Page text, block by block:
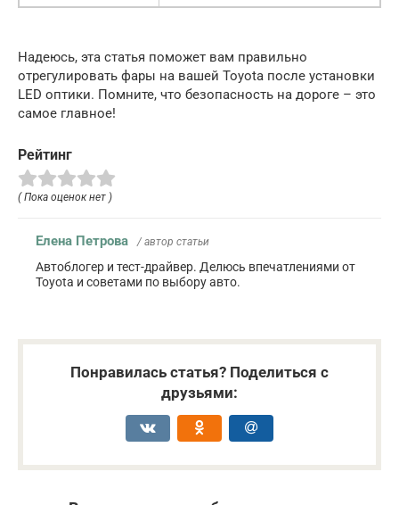
Надеюсь, эта статья поможет вам правильно
отрегулировать фары на вашей Toyota после установки
LED оптики. Помните, что безопасность на дороге – это
самое главное!
Рейтинг
( Пока оценок нет )
Елена Петрова / автор статьи
Автоблогер и тест-драйвер. Делюсь впечатлениями от
Toyota и советами по выбору авто.
Понравилась статья? Поделиться с
друзьями: